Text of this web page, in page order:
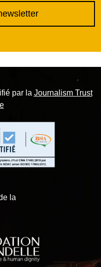
par la Journalism Trust
la